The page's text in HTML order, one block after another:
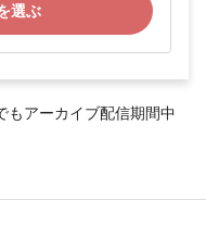
選ぶ
アーカイブ配信期間中